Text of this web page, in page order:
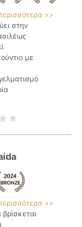
>>
στην
με
>>